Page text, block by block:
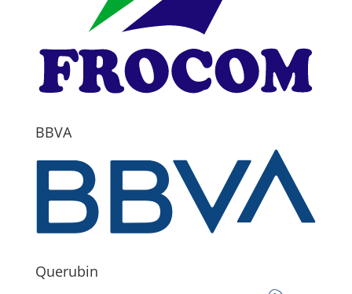
BBVA
Querubin